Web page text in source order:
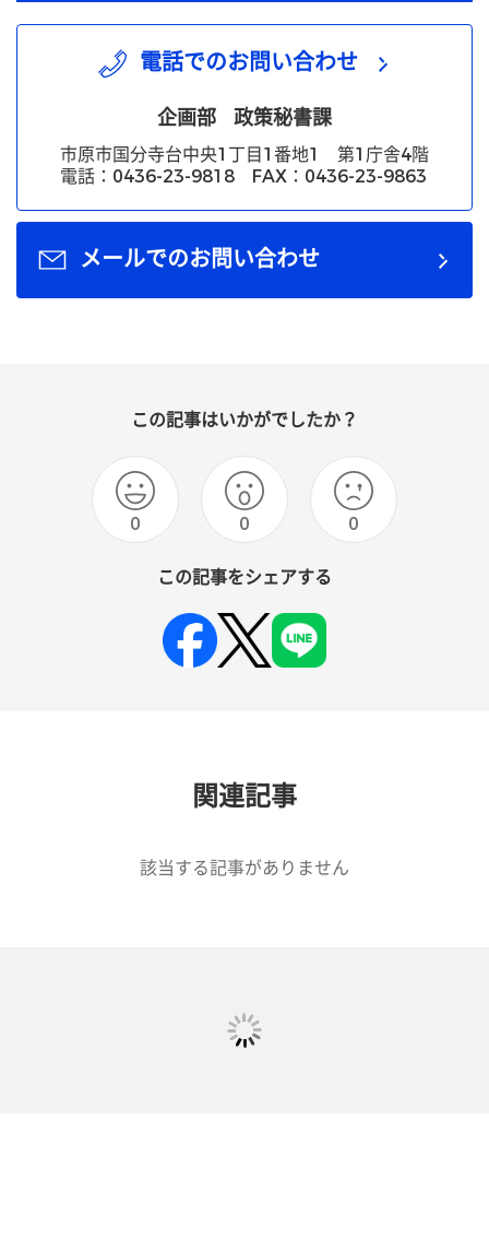
電話でのお問い合わせ
企画部 政策秘書課
市原市国分寺台中央1丁目1番地1 第1庁舎4階
電話：0436-23-9818 FAX：0436-23-9863
メールでのお問い合わせ
この記事はいかがでしたか？
0 0 0
この記事をシェアする
関連記事
該当する記事がありません